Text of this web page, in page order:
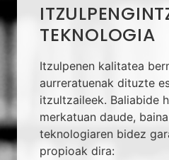
TEKNOLOGIA
Itzulpenen kalitatea
aurreratuenak dituzte
itzultzaileek. Baliabide
merkatuan daude,
teknologiaren bidez
propioak dira: